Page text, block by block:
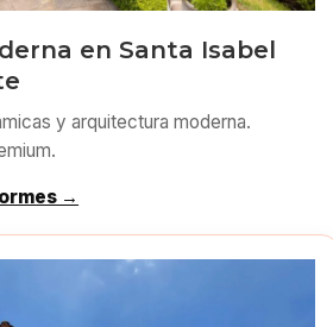
en Santa Isabel
y arquitectura moderna.
→